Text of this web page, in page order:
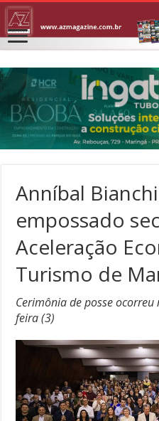
Anníbal
empossado
Aceleração
Turismo de
Cerimônia de posse
feira (3)